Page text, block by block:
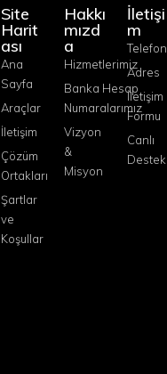
Site
Harit
ası
Ana
Sayfa
Araçlar
İletişim
Çözüm
Ortakları
Şartlar
ve
Koşullar
Hakkı
mızd
a
Hizmetlerimiz
Banka Hesap
Numaralarımız
Vizyon
&
Misyon
İletişi
m
Telefon
Adres
İletişim
Formu
Canlı
Destek